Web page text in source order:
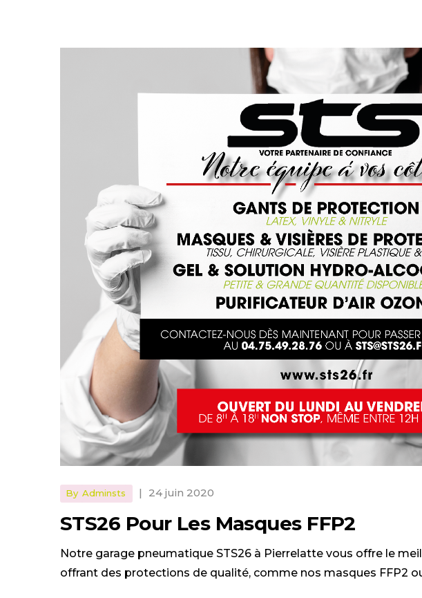
By Adminsts | 24 juin 2020
STS26 Pour Les Masques FFP2
Notre garage pneumatique STS26 à Pierrelatte vous offre le
offrant des protections de qualité, comme nos masques FFP2